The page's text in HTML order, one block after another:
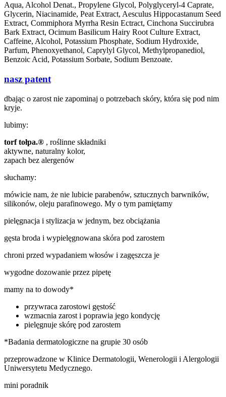
Aqua, Alcohol Denat., Propylene Glycol, Polyglyceryl-4 Caprate,
Glycerin, Niacinamide, Peat Extract, Aesculus Hippocastanum Seed
Extract, Commiphora Myrrha Resin Ectract, Cinchona Succirubra
Bark Extract, Ocimum Basilicum Hairy Root Culture Extract,
Caffeine, Alcohol, Potassium Phosphate, Sodium Hydroxide,
Parfum, Phenoxyethanol, Caprylyl Glycol, Methylpropanediol,
Benzoic Acid, Potassium Sorbate, Sodium Benzoate.
nasz patent
dbając o zarost nie zapominaj o potrzebach skóry, która się pod nim
kryje.
lubimy:
torf tołpa.® , roślinne składniki
aktywne, naturalny kolor,
zapach bez alergenów
słuchamy:
mówicie nam, że nie lubicie parabenów, sztucznych barwników,
silikonów, oleju parafinowego. My o tym pamiętamy
pielęgnacja i stylizacja w jednym, bez obciążania
gęsta broda i wypielęgnowana skóra pod zarostem
chroni przed wypadaniem włosów i zagęszcza je
wygodne dozowanie przez pipetę
mamy na to dowody*
przywraca zarostowi gęstość
wzmacnia zarost i poprawia jego kondycję
pielęgnuje skórę pod zarostem
*Badania dermatologiczne na grupie 30 osób
przeprowadzone w Klinice Dermatologii, Wenerologii i Alergologii
Uniwersytetu Medycznego.
mini poradnik